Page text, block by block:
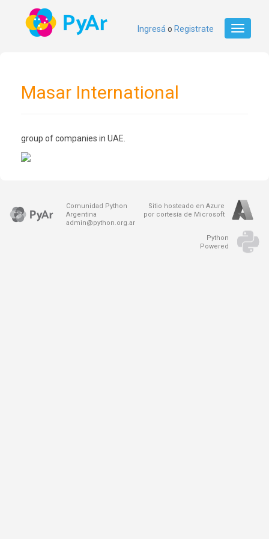
Toggle
Ingresá o Registrate
Masar International
group of companies in UAE.
Comunidad Python
Argentina
admin@python.org.ar
Sitio hosteado en Azure
por cortesía de Microsoft
Python
Powered